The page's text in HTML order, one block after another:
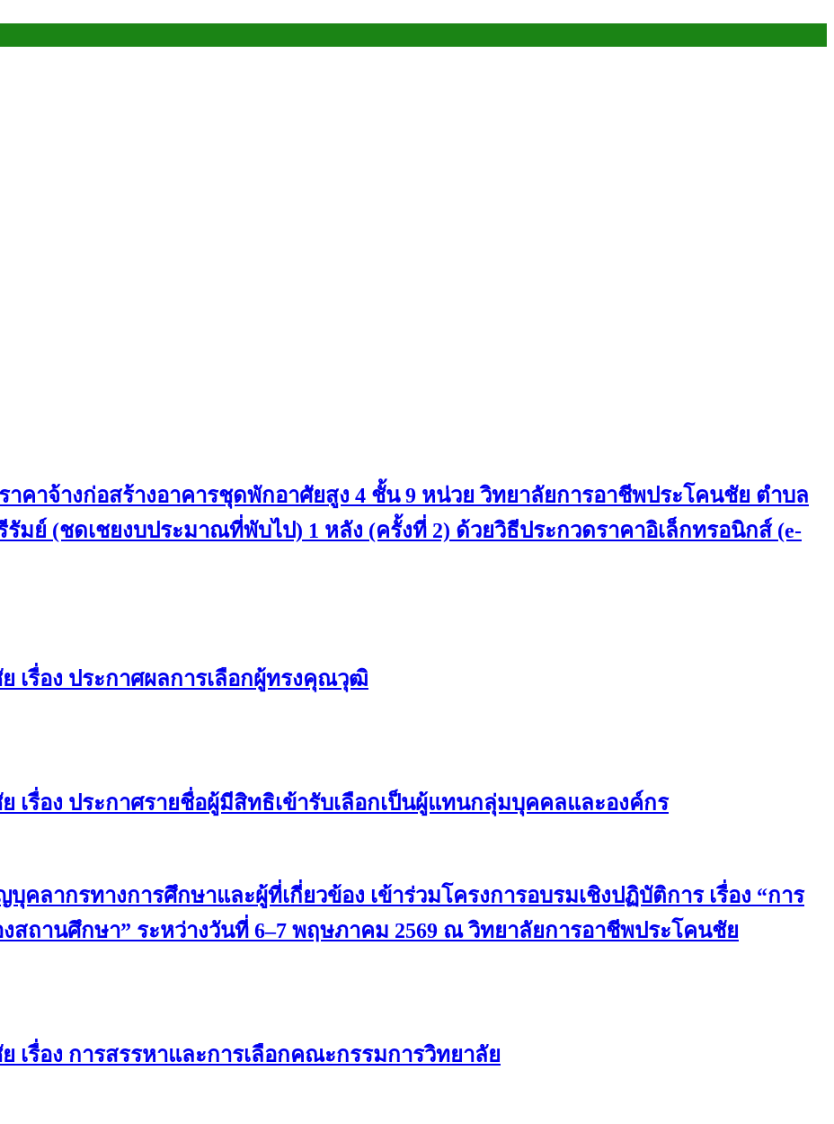
าคาจ้างก่อสร้างอาคารชุดพักอาศัยสูง 4 ชั้น 9 หน่วย วิทยาลัยการอาชีพประโคนชัย ตำบล
มย์ (ชดเชยงบประมาณที่พับไป) 1 หลัง (ครั้งที่ 2) ด้วยวิธีประกวดราคาอิเล็กทรอนิกส์ (e-
เรื่อง ประกาศผลการเลือกผู้ทรงคุณวุฒิ
เรื่อง ประกาศรายชื่อผู้มีสิทธิเข้ารับเลือกเป็นผู้แทนกลุ่มบุคคลและองค์กร
ลากรทางการศึกษาและผู้ที่เกี่ยวข้อง เข้าร่วมโครงการอบรมเชิงปฏิบัติการ เรื่อง “การ
ถานศึกษา” ระหว่างวันที่ 6–7 พฤษภาคม 2569 ณ วิทยาลัยการอาชีพประโคนชัย
เรื่อง การสรรหาและการเลือกคณะกรรมการวิทยาลัย